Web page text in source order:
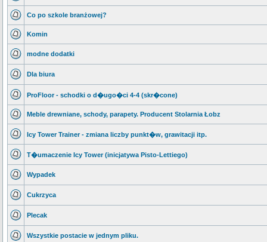
Co po szkole branżowej?
Komin
modne dodatki
Dla biura
ProFloor - schodki o d�ugo�ci 4-4 (skr�cone)
Meble drewniane, schody, parapety. Producent Stolarnia Łobz
Icy Tower Trainer - zmiana liczby punkt�w, grawitacji itp.
T�umaczenie Icy Tower (inicjatywa Pisto-Lettiego)
Wypadek
Cukrzyca
Plecak
Wszystkie postacie w jednym pliku.